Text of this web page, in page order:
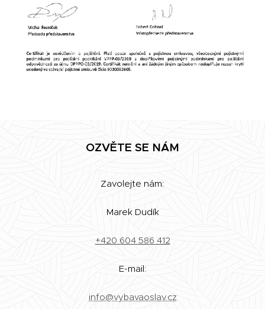
OZVĚTE SE NÁM
Zavolejte nám:
Marek Dudík
+420 604 586 412
E-mail:
info@vybavaoslav.cz